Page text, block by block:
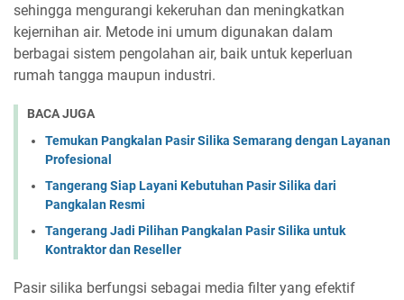
sehingga mengurangi kekeruhan dan meningkatkan
kejernihan air. Metode ini umum digunakan dalam
berbagai sistem pengolahan air, baik untuk keperluan
rumah tangga maupun industri.
BACA JUGA
Temukan Pangkalan Pasir Silika Semarang dengan Layanan
Profesional
Tangerang Siap Layani Kebutuhan Pasir Silika dari
Pangkalan Resmi
Tangerang Jadi Pilihan Pangkalan Pasir Silika untuk
Kontraktor dan Reseller
Pasir silika berfungsi sebagai media filter yang efektif